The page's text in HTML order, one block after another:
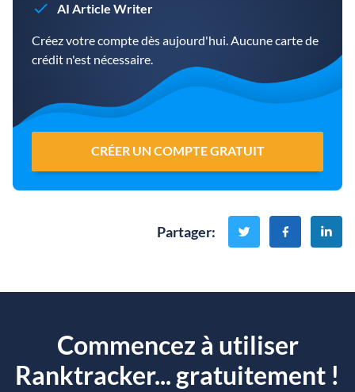
AI Article Writer
Créez votre compte dès aujourd'hui. Aucune carte de
crédit n'est nécessaire.
CRÉER UN COMPTE GRATUIT
Partager:
Commencez à utiliser
Ranktracker... gratuitement !